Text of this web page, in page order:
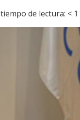
tiempo de lectura: < 1